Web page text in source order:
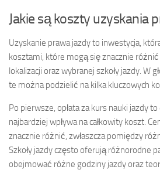
Jakie są koszty uzyskania
Uzyskanie prawa jazdy to inwestycja,
kosztami, które mogą się znacznie
lokalizacji oraz wybranej szkoły jazdy. W
te można podzielić na kilka kluczowych
Po pierwsze, opłata za kurs nauki jazdy
najbardziej wpływa na całkowity koszt.
znacznie różnić, zwłaszcza pomiędzy
Szkoły jazdy często oferują różnorodne
obejmować różne godziny jazdy oraz